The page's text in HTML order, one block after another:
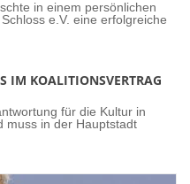
in einem persönlichen
e.V. eine erfolgreiche
IM KOALITIONSVERTRAG
für die Kultur in
muss in der Hauptstadt